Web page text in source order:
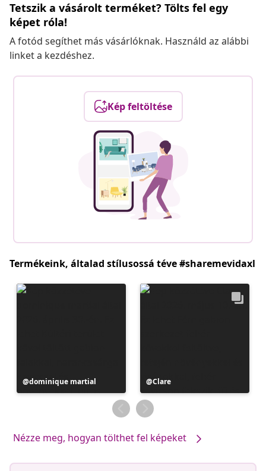
Tetszik a vásárolt terméket? Tölts fel egy
képet róla!
A fotód segíthet más vásárlóknak. Használd az alábbi
linket a kezdéshez.
Kép feltöltése
Termékeink, általad stílusossá téve #sharemevidaxl
Bejegyzés
közzétevője
dominique martial
Bejegyzés
közzétevője
Clare
Nézze meg, hogyan tölthet fel képeket